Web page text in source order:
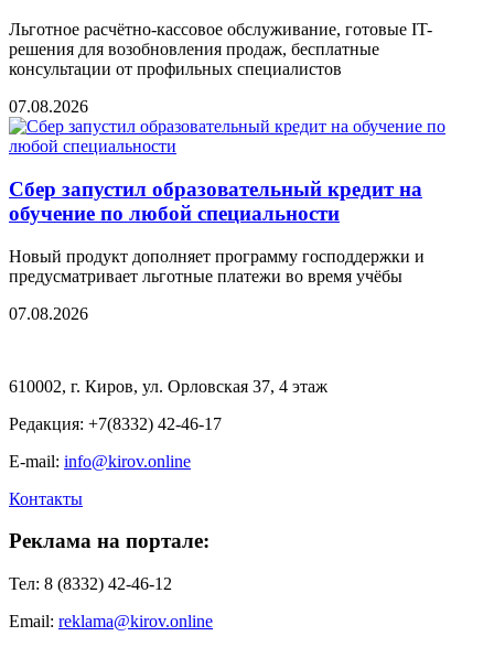
Льготное расчётно-кассовое обслуживание, готовые IT-
решения для возобновления продаж, бесплатные
консультации от профильных специалистов
07.08.2026
Сбер запустил образовательный кредит на
обучение по любой специальности
Новый продукт дополняет программу господдержки и
предусматривает льготные платежи во время учёбы
07.08.2026
610002, г. Киров, ул. Орловская 37, 4 этаж
Редакция: +7(8332) 42-46-17
E-mail: info@kirov.online
Контакты
Реклама на портале:
Тел: 8 (8332) 42-46-12
Email: reklama@kirov.online